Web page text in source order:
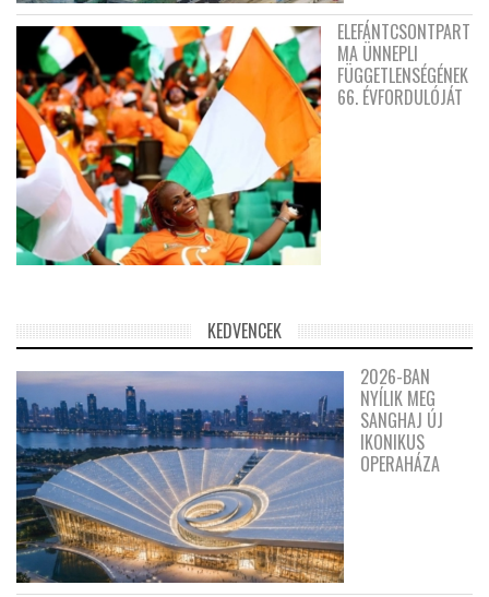
ELEFÁNTCSONTPART
MA ÜNNEPLI
FÜGGETLENSÉGÉNEK
66. ÉVFORDULÓJÁT
KEDVENCEK
2026-BAN
NYÍLIK MEG
SANGHAJ ÚJ
IKONIKUS
OPERAHÁZA